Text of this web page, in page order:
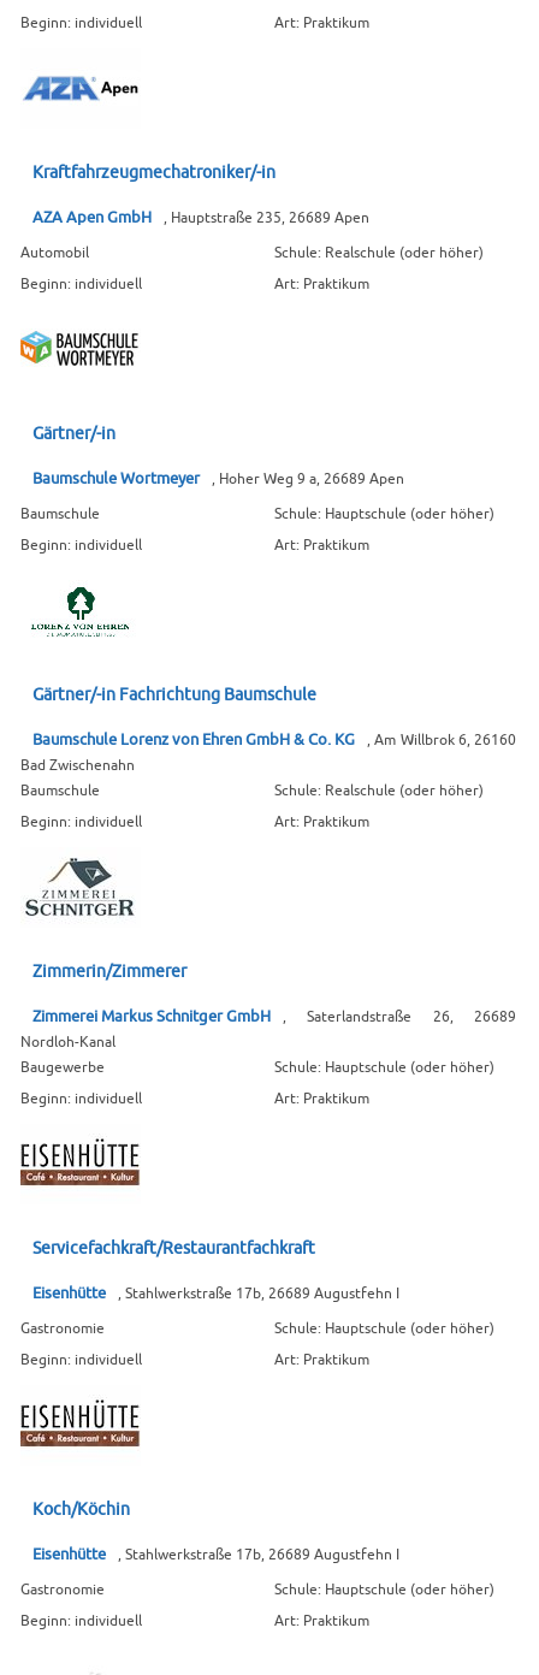
Beginn: individuell
Art: Praktikum
Kraftfahrzeugmechatroniker/-in
AZA Apen GmbH , Hauptstraße 235, 26689 Apen
Automobil
Schule: Realschule (oder höher)
Beginn: individuell
Art: Praktikum
Gärtner/-in
Baumschule Wortmeyer , Hoher Weg 9 a, 26689 Apen
Baumschule
Schule: Hauptschule (oder höher)
Beginn: individuell
Art: Praktikum
Gärtner/-in Fachrichtung Baumschule
Baumschule Lorenz von Ehren GmbH & Co. KG
, Am Willbrok 6, 26160
Bad Zwischenahn
Baumschule
Schule: Realschule (oder höher)
Beginn: individuell
Art: Praktikum
Zimmerin/Zimmerer
Zimmerei Markus Schnitger GmbH
, Saterlandstraße 26, 26689
Nordloh-Kanal
Baugewerbe
Schule: Hauptschule (oder höher)
Beginn: individuell
Art: Praktikum
Servicefachkraft/Restaurantfachkraft
Eisenhütte , Stahlwerkstraße 17b, 26689 Augustfehn I
Gastronomie
Schule: Hauptschule (oder höher)
Beginn: individuell
Art: Praktikum
Koch/Köchin
Eisenhütte , Stahlwerkstraße 17b, 26689 Augustfehn I
Gastronomie
Schule: Hauptschule (oder höher)
Beginn: individuell
Art: Praktikum